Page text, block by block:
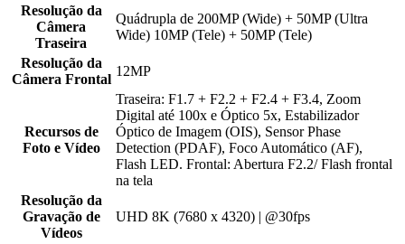
Resolução da
Câmera
Traseira
Quádrupla de 200MP (Wide) + 50MP (Ultra
Wide) 10MP (Tele) + 50MP (Tele)
Resolução da
Câmera Frontal
12MP
Recursos de
Foto e Vídeo
Traseira: F1.7 + F2.2 + F2.4 + F3.4, Zoom
Digital até 100x e Óptico 5x, Estabilizador
Óptico de Imagem (OIS), Sensor Phase
Detection (PDAF), Foco Automático (AF),
Flash LED. Frontal: Abertura F2.2/ Flash frontal
na tela
Resolução da
Gravação de
Vídeos
UHD 8K (7680 x 4320) | @30fps